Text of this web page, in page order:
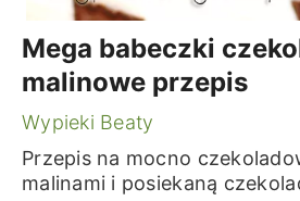
Mega babeczki
malinowe przepis
Wypieki Beaty
Przepis na mocno
malinami i posiekaną